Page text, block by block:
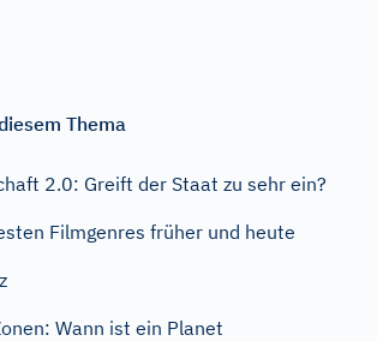
Thema
2.0: Greift der Staat zu sehr ein?
Filmgenres früher und heute
Wann ist ein Planet